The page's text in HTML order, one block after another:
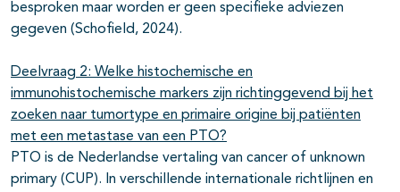
besproken maar worden er geen specifieke adviezen
gegeven (Schofield, 2024).
Deelvraag 2: Welke histochemische en
immunohistochemische markers zijn richtinggevend bij het
zoeken naar tumortype en primaire origine bij patiënten
met een metastase van een PTO?
PTO is de Nederlandse vertaling van cancer of unknown
primary (CUP). In verschillende internationale richtlijnen en